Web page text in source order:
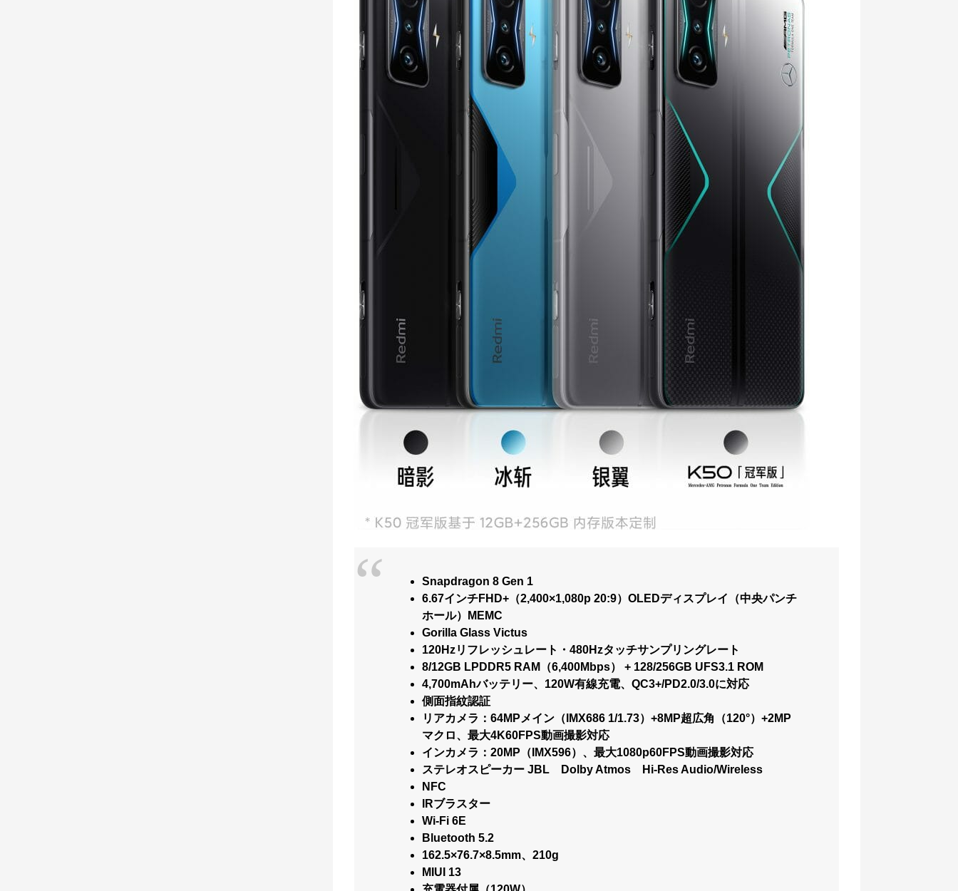
Snapdragon 8 Gen 1
6.67インチFHD+（2,400×1,080p 20:9）OLEDディスプレイ（中央パンチ
ホール）MEMC
Gorilla Glass Victus
120Hzリフレッシュレート・480Hzタッチサンプリングレート
8/12GB LPDDR5 RAM（6,400Mbps）
+ 128/256GB UFS3.1 ROM
4,700mAhバッテリー、120W有線充電、QC3+/PD2.0/3.0に対応
側面指紋認証
リアカメラ：64MPメイン（IMX686 1/1.73）+8MP超広角（120°）+2MP
マクロ、最大4K60FPS動画撮影対応
インカメラ：20MP（IMX596）、最大1080p60FPS動画撮影対応
ステレオスピーカー JBL Dolby Atmos Hi-Res Audio/Wireless
NFC
IRブラスター
Wi-Fi 6E
Bluetooth 5.2
162.5×76.7×8.5mm、210g
MIUI 13